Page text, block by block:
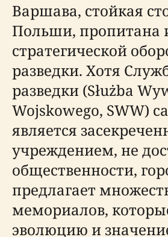
Варшава, стойкая
Польши, пропитана
стратегической
разведки. Хотя
разведки (Służba
Wojskowego, SWW)
является
учреждением, не
общественности,
предлагает
мемориалов,
эволюцию и